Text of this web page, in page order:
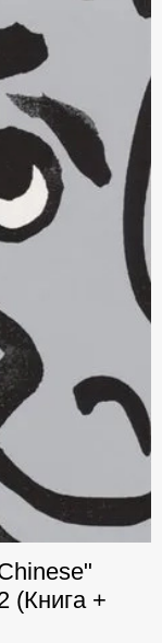
(Книга +